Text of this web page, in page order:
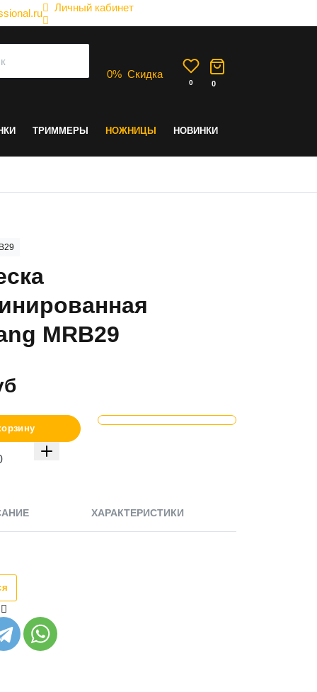
Личный кабинет
0% Скидка
0 0
ТРИММЕРЫ НОЖНИЦЫ НОВИНКИ
MRB29
ХАРАКТЕРИСТИКИ